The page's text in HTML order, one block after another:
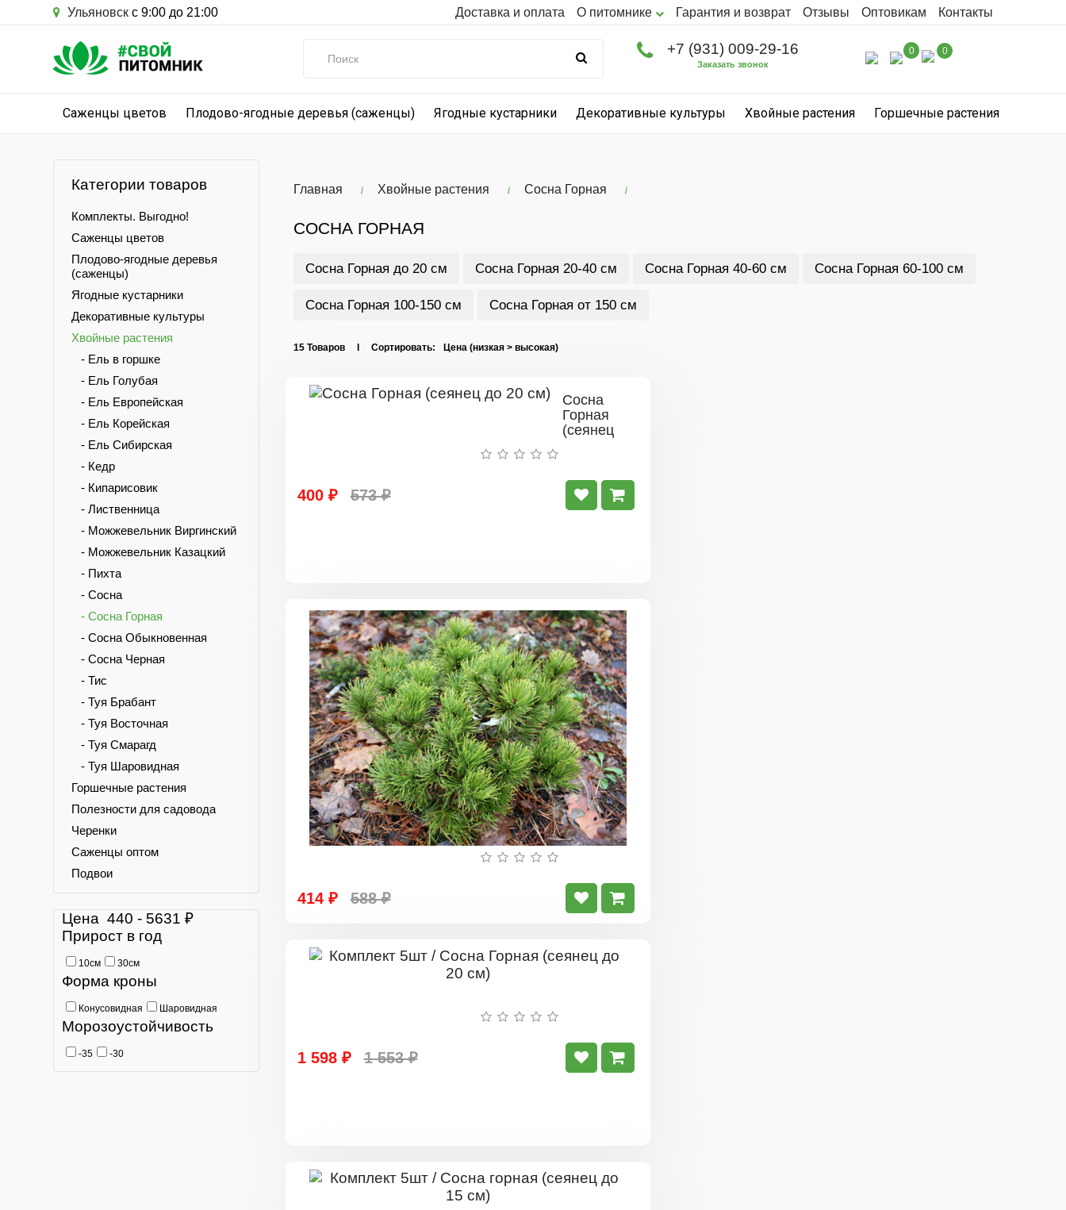
Ульяновск с 9:00 до 21:00 Доставка и оплата О питомнике Гарантия и возврат Отзывы Оптовикам Контакты
+7 (931) 009-29-16
Заказать звонок
0 0
Саженцы цветов Плодово-ягодные деревья (саженцы) Ягодные кустарники Декоративные культуры Хвойные растения Горшечные растения
Категории товаров
Комплекты. Выгодно!
Саженцы цветов
Плодово-ягодные деревья
(саженцы)
Ягодные кустарники
Декоративные культуры
Хвойные растения
- Ель в горшке
- Ель Голубая
- Ель Европейская
- Ель Корейская
- Ель Сибирская
- Кедр
- Кипарисовик
- Лиственница
- Можжевельник Виргинский
- Можжевельник Казацкий
- Пихта
- Сосна
- Сосна Горная
- Сосна Обыкновенная
- Сосна Черная
- Тис
- Туя Брабант
- Туя Восточная
- Туя Смарагд
- Туя Шаровидная
Горшечные растения
Полезности для садовода
Черенки
Саженцы оптом
Подвои
Цена 440 - 5631 ₽
Прирост в год
10см 30см
Форма кроны
Конусовидная Шаровидная
Морозоустойчивость
-35 -30
Главная Хвойные растения Сосна Горная
СОСНА ГОРНАЯ
Сосна Горная до 20 см Сосна Горная 20-40 см Сосна Горная 40-60 см Сосна Горная 60-100 см
Сосна Горная 100-150 см Сосна Горная от 150 см
15 Товаров I Сортировать:
Сосна
Горная
(сеянец
400 ₽ 573 ₽
414 ₽ 588 ₽
1 598 ₽ 1 553 ₽